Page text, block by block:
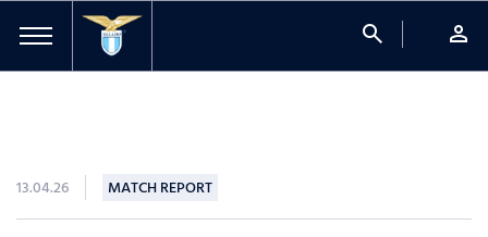
search person
13.04.26 MATCH REPORT